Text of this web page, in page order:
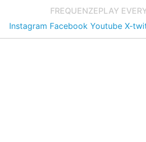
FREQUENZEPLAY
Instagram Facebook Youtube X-